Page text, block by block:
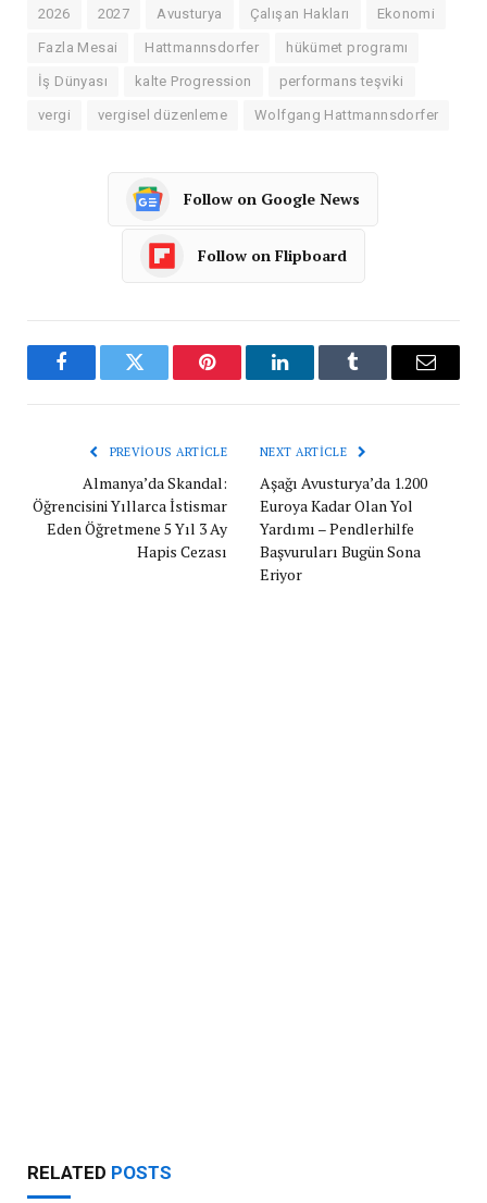
2026 2027 Avusturya Çalışan Hakları Ekonomi
Fazla Mesai Hattmannsdorfer hükümet programı
İş Dünyası kalte Progression performans teşviki
vergi vergisel düzenleme Wolfgang Hattmannsdorfer
Follow on Google News
Follow on Flipboard
FacebookTwitter Pinterest LinkedInTumblr Email
PREVIOUS ARTICLE
Almanya’da Skandal:
Öğrencisini Yıllarca İstismar
Eden Öğretmene 5 Yıl 3 Ay
Hapis Cezası
NEXT ARTICLE
Aşağı Avusturya’da 1.200
Euroya Kadar Olan Yol
Yardımı – Pendlerhilfe
Başvuruları Bugün Sona
Eriyor
RELATED POSTS